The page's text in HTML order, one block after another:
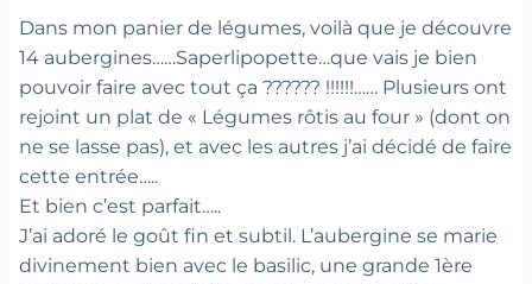
Dans mon panier de légumes, voilà que je découvre
14 aubergines……Saperlipopette…que vais je bien
pouvoir faire avec tout ça ?????? !!!!!!…… Plusieurs ont
rejoint un plat de « Légumes rôtis au four » (dont on
ne se lasse pas), et avec les autres j’ai décidé de faire
cette entrée…..
Et bien c’est parfait…..
J’ai adoré le goût fin et subtil. L’aubergine se marie
divinement bien avec le basilic, une grande 1ère